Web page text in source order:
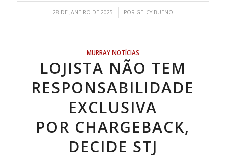
28 DE JANEIRO DE 2025
/ POR GELCY BUENO
MURRAY NOTÍCIAS
LOJISTA NÃO TEM
RESPONSABILIDADE
EXCLUSIVA
POR CHARGEBACK,
DECIDE STJ